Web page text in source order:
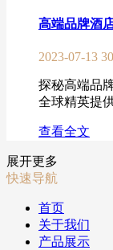
高端品牌酒
2023-07-13
探秘高端品
全球精英提
查看全文
展开更多
快速导航
首页
关于我们
产品展示